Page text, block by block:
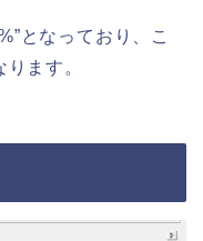
となっており、こ
ます。